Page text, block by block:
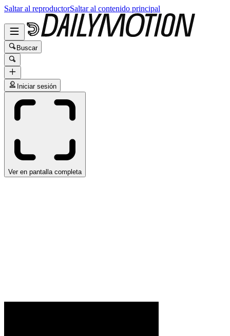
Saltar al reproductorSaltar al contenido principal
Buscar
Iniciar sesión
Ver en pantalla completa